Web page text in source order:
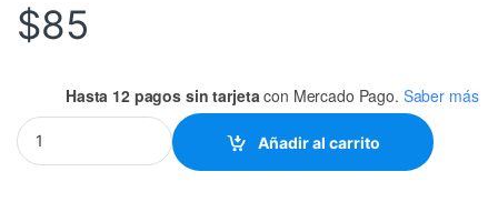
$85
Hasta 12 pagos sin tarjeta con Mercado Pago. Saber más
CAPACITOR AUDIOPHILER ORIGINAL 33MF 250V PARA MEDIO
Añadir al carrito